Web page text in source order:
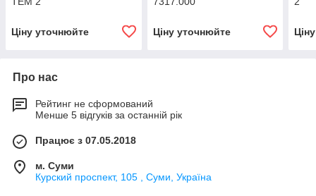
Ціну уточнюйте Ціну уточнюйте
Про нас
Рейтинг не сформований
Менше 5 відгуків за останній рік
Працює з 07.05.2018
м. Суми
Курский проспект, 105 , Суми, Україна